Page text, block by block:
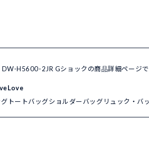
H5600-2JR Gショックの商品詳細ページで
トートバッグショルダーバッグリュック・バ